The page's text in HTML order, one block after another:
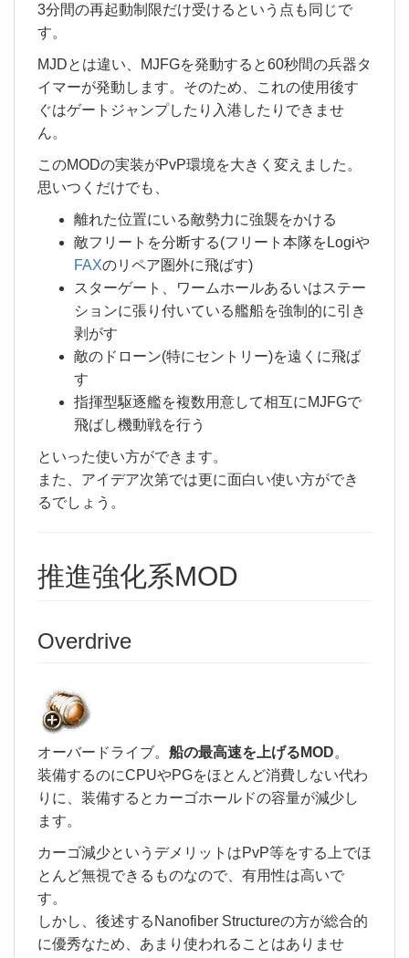
3分間の再起動制限だけ受けるという点も同じで
す。
MJDとは違い、MJFGを発動すると60秒間の兵器タ
イマーが発動します。そのため、これの使用後す
ぐはゲートジャンプしたり入港したりできませ
ん。
このMODの実装がPvP環境を大きく変えました。
思いつくだけでも、
離れた位置にいる敵勢力に強襲をかける
敵フリートを分断する(フリート本隊をLogiや
FAXのリペア圏外に飛ばす)
スターゲート、ワームホールあるいはステー
ションに張り付いている艦船を強制的に引き
剥がす
敵のドローン(特にセントリー)を遠くに飛ば
す
指揮型駆逐艦を複数用意して相互にMJFGで
飛ばし機動戦を行う
といった使い方ができます。
また、アイデア次第では更に面白い使い方ができ
るでしょう。
推進強化系MOD
Overdrive
オーバードライブ。 船の最高速を上げるMOD。
装備するのにCPUやPGをほとんど消費しない代わ
りに、装備するとカーゴホールドの容量が減少し
ます。
カーゴ減少というデメリットはPvP等をする上でほ
とんど無視できるものなので、有用性は高いで
す。
しかし、後述するNanofiber Structureの方が総合的
に優秀なため、あまり使われることはありませ